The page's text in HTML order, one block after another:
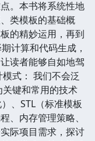
。本书将系统性地
类模板的基础概
的精妙运用，再到
计算和代码生成，
读者能够自如地驾
式： 我们不会泛
键和常用的技术
、STL（标准模板
、内存管理策略、
际项目需求，探讨